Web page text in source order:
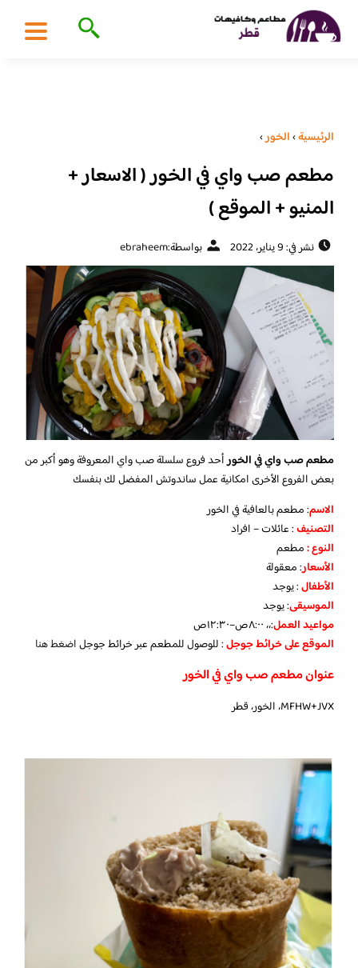
الرئيسية›الخور›
مطعم صب واي في الخور ( الاسعار +
المنيو + الموقع )
نشر في: 9 يناير، 2022 بواسطة:ebraheem
مطعم صب واي في الخورأحد فروع سلسلة صب واي المعروفة وهو أكبر من
بعض الفروع الأخرى امكانية عمل ساندوتش المفضل لك بنفسك
الاسم: مطعم بالعافية في الخور
التصنيف: عائلات – افراد
النوع :مطعم
الأسعار:معقولة
الأطفال:يوجد
الموسيقى:يوجد
مواعيد العمل:،، ٨:٠٠ص–١٢:٣٠ص
الموقع على خرائط جوجل: للوصول للمطعم عبر خرائط جوجلاضغط هنا
عنوان مطعم صب واي في الخور
MFHW+JVX، الخور، قطر